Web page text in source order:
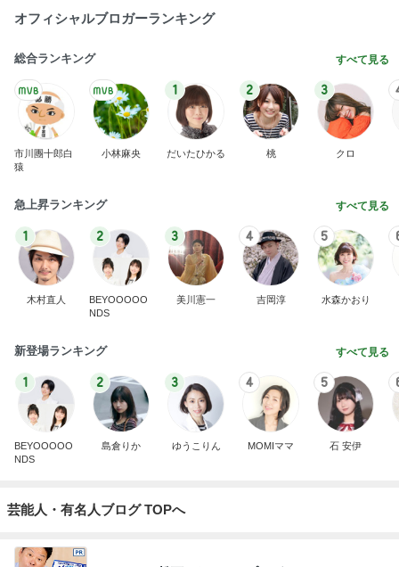
オフィシャルブロガーランキング
総合ランキング すべて見る
市川團十郎白
猿
小林麻央
1
だいたひかる
2
桃
3
クロ
急上昇ランキング すべて見る
1
木村直人
2
BEYOOOOO
NDS
3
美川憲一
4
吉岡淳
5
水森かおり
新登場ランキング すべて見る
1
BEYOOOOO
NDS
2
島倉りか
3
ゆうこりん
4
MOMIママ
5
石 安伊
芸能人・有名人ブログ TOPへ